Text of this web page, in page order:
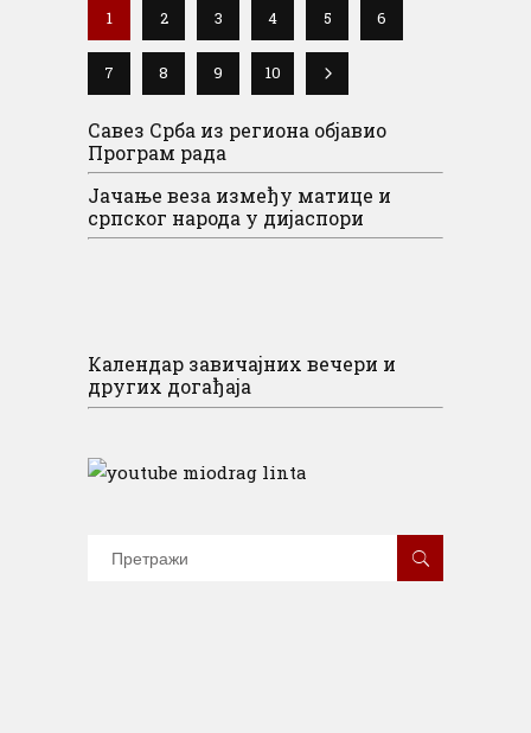
1 2 3 4 5 6
7 8 9 10
Савез Срба из региона објавио
Програм рада
Јачање веза између матице и
српског народа у дијаспори
Календар завичајних вечери и
других догађаја